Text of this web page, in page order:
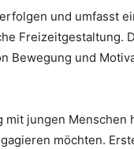
und umfasst
Freizeitgestaltung.
Bewegung und
mit jungen Menschen
möchten.